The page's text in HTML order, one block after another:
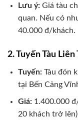
Lưu ý:Giá tàu
quan. Nếu có
40.000 đ/khách.
2. Tuyến Tàu
Tuyến:Tàu đón
tại Bến Cảng
Giá:1.400.000
20 khách trở